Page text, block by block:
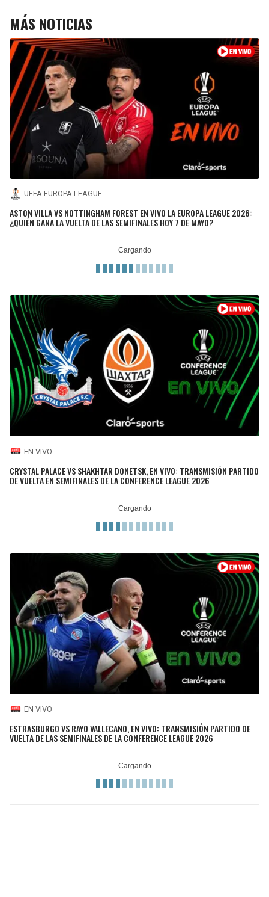
MÁS NOTICIAS
UEFA EUROPA LEAGUE
ASTON VILLA VS NOTTINGHAM FOREST EN VIVO LA EUROPA LEAGUE 2026:
¿QUIÉN GANA LA VUELTA DE LAS SEMIFINALES HOY 7 DE MAYO?
EN VIVO
CRYSTAL PALACE VS SHAKHTAR DONETSK, EN VIVO: TRANSMISIÓN PARTIDO
DE VUELTA EN SEMIFINALES DE LA CONFERENCE LEAGUE 2026
EN VIVO
ESTRASBURGO VS RAYO VALLECANO, EN VIVO: TRANSMISIÓN PARTIDO DE
VUELTA DE LAS SEMIFINALES DE LA CONFERENCE LEAGUE 2026